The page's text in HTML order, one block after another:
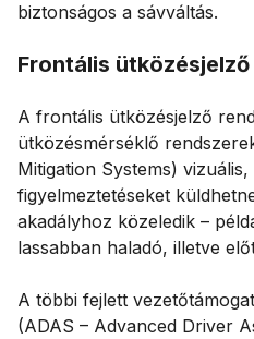
biztonságos a sávváltás.
Frontális
A frontális ütközésjelző
ütközésmérséklő
Mitigation Systems)
figyelmeztetéseket
akadályhoz közeledik –
lassabban haladó, illetve
A többi fejlett
(ADAS – Advanced Driver